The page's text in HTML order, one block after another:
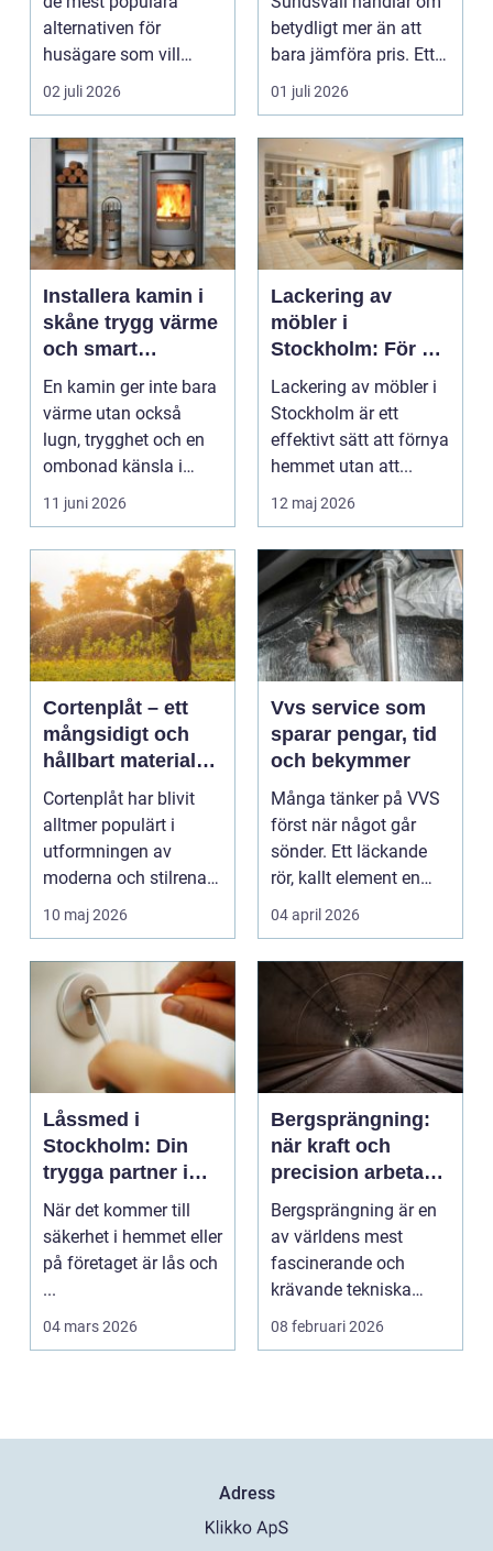
alternativen för
husägare som vill
kombinera låga
uppvärm...
02 juli 2026
betydligt mer än att
bara jämföra pris. Ett
bygge påverka...
01 juli 2026
Installera kamin i
skåne trygg värme
och smart
investering
En kamin ger inte bara
värme utan också
lugn, trygghet och en
ombonad känsla i
hemmet. Allt fler hus...
11 juni 2026
Lackering av
möbler i
Stockholm: För ett
hållbart och
snyggt hem
Lackering av möbler i
Stockholm är ett
effektivt sätt att förnya
hemmet utan att...
12 maj 2026
Cortenplåt – ett
mångsidigt och
hållbart material
för din trädgård
Cortenplåt har blivit
alltmer populärt i
utformningen av
moderna och stilrena
trädg&...
10 maj 2026
Vvs service som
sparar pengar, tid
och bekymmer
Många tänker på VVS
först när något går
sönder. Ett läckande
rör, kallt element en
vintermorgon elle...
04 april 2026
Låssmed i
Stockholm: Din
trygga partner i
huvudstaden
När det kommer till
säkerhet i hemmet eller
på företaget är lås och
...
04 mars 2026
Bergsprängning:
när kraft och
precision arbetar
tillsammans
Bergsprängning är en
av världens mest
fascinerande och
krävande tekniska
procedu...
08 februari 2026
Adress